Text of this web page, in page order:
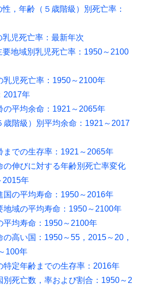
，年齢（５歳階級）別死亡率：
児死亡率：最新年次
要地域別乳児死亡率：1950～2100
乳児死亡率：1950～2100年
2017年
の平均余命：1921～2065年
歳階級）別平均余命：1921～2017
までの生存率：1921～2065年
の伸びに対する年齢別死亡率変化
2015年
国の平均寿命：1950～2016年
地域の平均寿命：1950～2100年
平均寿命：1950～2100年
高い国：1950～55，2015～20，
100年
特定年齢までの生存率：2016年
別死亡数，率および割合：1950～2